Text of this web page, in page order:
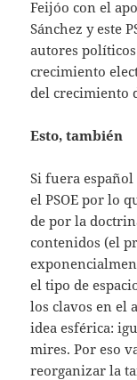
Feijóo con el
Sánchez y este
autores
crecimiento
del crecimiento
Esto, también
Si fuera
el PSOE por lo
de por la
contenidos (el
el tipo de
los clavos en el
idea esférica:
mires. Por eso
reorganizar la